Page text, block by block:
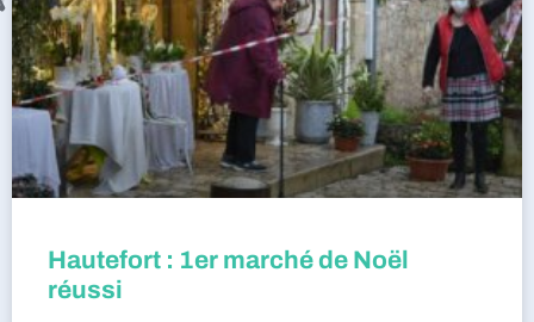
Hautefort : 1er marché de Noël
réussi